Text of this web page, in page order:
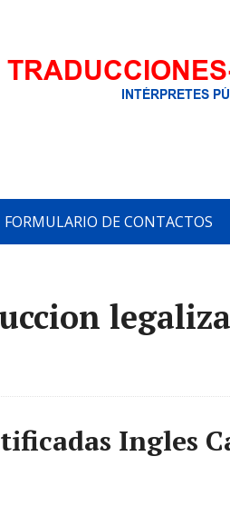
FORMULARIO DE CONTACTOS
Ingles